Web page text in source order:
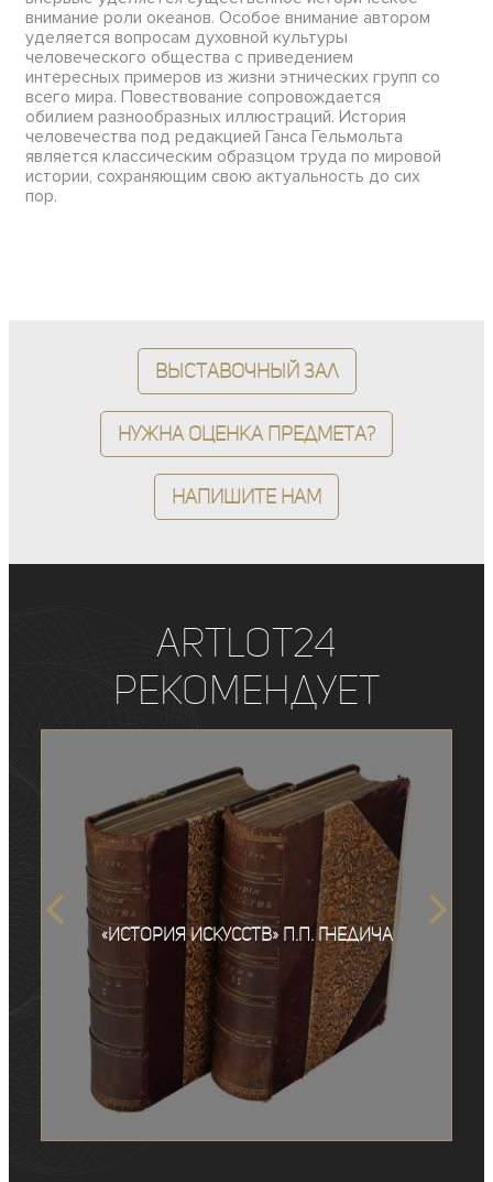
внимание роли океанов. Особое внимание автором
уделяется вопросам духовной культуры
человеческого общества с приведением
интересных примеров из жизни этнических групп со
всего мира. Повествование сопровождается
обилием разнообразных иллюстраций. История
человечества под редакцией Ганса Гельмольта
является классическим образцом труда по мировой
истории, сохраняющим свою актуальность до сих
пор.
Выставочный зал
Нужна оценка предмета?
Напишите нам
ArtLot24
рекомендует
«История искусств» П.П. Гнедича